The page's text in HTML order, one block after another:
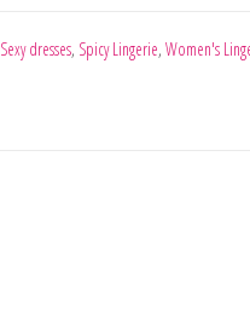
Sexy dresses, Spicy Lingerie, Women's